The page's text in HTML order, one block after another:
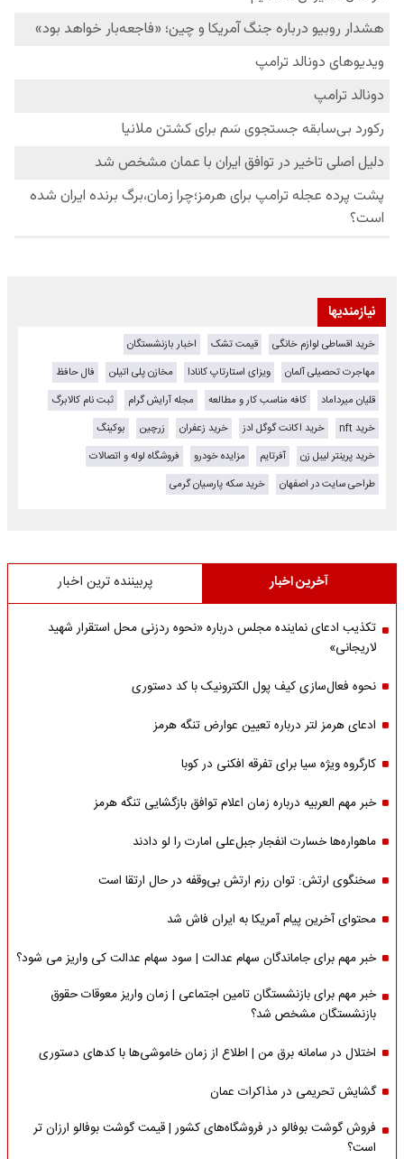
نیازمندیها
خرید اقساطی لوازم خانگی قیمت تشک
اخبار بازنشستگان
مهاجرت تحصیلی آلمان
ویزای استارتاپ کانادا مخازن پلی اتیلن
فال حافظ
قلیان میرداماد
کافه مناسب کار و مطالعه مجله آرایش گرام
ثبت نام کالابرگ
خرید nft
خرید اکانت گوگل ادز خرید زعفران زرچین
بوکینگ
خرید پرینتر لیبل زن
آفرتایم مزایده خودرو
فروشگاه لوله و اتصالات
طراحی سایت در اصفهان
خرید سکه پارسیان گرمی
آخرین اخبار پربیننده ترین اخبار
تکذیب ادعای نماینده مجلس درباره «نحوه ردزنی محل استقرار شهید
لاریجانی»
نحوه فعال‌سازی کیف پول الکترونیک با کد دستوری
ادعای هرمز لتر درباره تعیین عوارض تنگه هرمز
کارگروه ویژه سیا برای تفرقه افکنی در کوبا
خبر مهم العربیه درباره زمان اعلام توافق بازگشایی تنگه هرمز
ماهواره‌‌ها خسارت انفجار جبل‌علی امارت را لو دادند
سخنگوی ارتش: توان رزم ارتش بی‌وقفه در حال ارتقا است
محتوای آخرین پیام آمریکا به ایران فاش شد
خبر مهم برای جاماندگان سهام عدالت | سود سهام عدالت کی واریز می شود؟
خبر مهم برای بازنشستگان تامین اجتماعی | زمان واریز معوقات حقوق
بازنشستگان مشخص شد؟
اختلال در سامانه برق من | اطلاع از زمان خاموشی‌ها با کدهای دستوری
گشایش تحریمی در مذاکرات عمان
فروش گوشت بوفالو در فروشگاه‌های کشور | قیمت گوشت بوفالو ارزان تر
است؟